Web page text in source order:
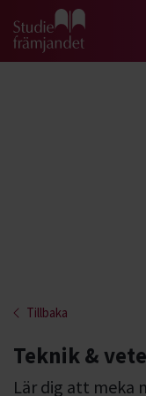
Gå till
Tillbaka
Teknik &
Lär dig att meka